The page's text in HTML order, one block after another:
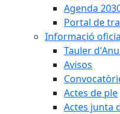
Agenda
Portal de
Informació
Tauler
Avisos
Actes de ple
Actes junta